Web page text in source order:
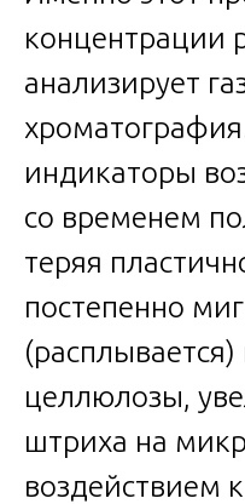
концентрации
анализирует
индикаторы
со временем
теряя
постепенно
целлюлозы,
штриха на
воздействием